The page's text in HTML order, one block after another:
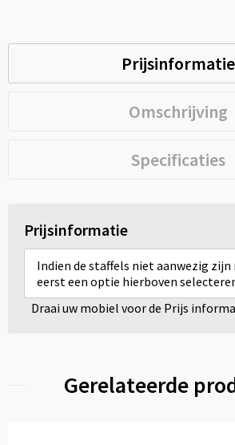
Prijsinformatie
Omschrijving
Specificaties
Prijsinformatie
Indien de staffels niet aanwezig zijn
eerst een optie hierboven
Draai uw mobiel voor de Prijs
Gerelateerde